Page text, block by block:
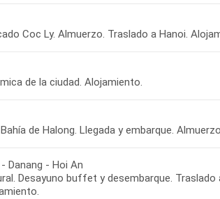
Coc Ly. Almuerzo. Traslado a Hanoi.
de la ciudad. Alojamiento.
de Halong. Llegada y embarque.
Danang - Hoi An
Desayuno buffet y desembarque.